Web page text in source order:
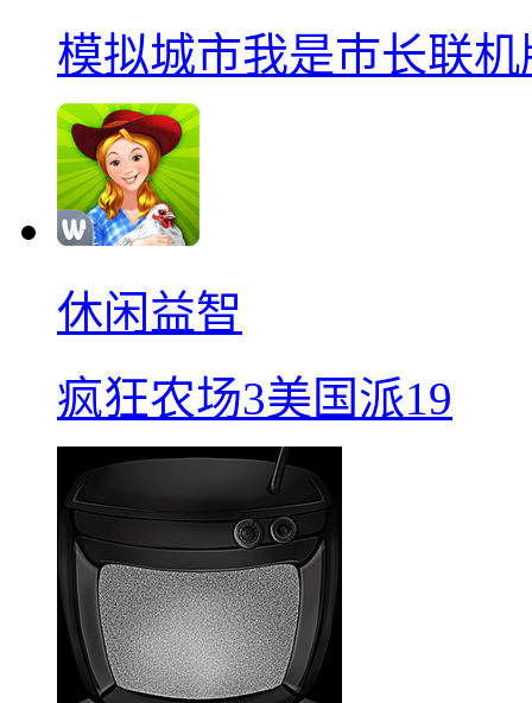
模拟城市我是巿长联机
休闲益智
疯狂农场3美国派19